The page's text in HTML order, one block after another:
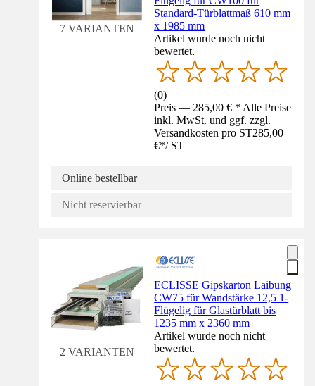
7 VARIANTEN
Standard-Türblattmaß 610 mm
x 1985 mm
Artikel wurde noch nicht
bewertet.
(0)
Preis — 285,00 € * Alle Preise
inkl. MwSt. und ggf. zzgl.
Versandkosten pro ST285,00
€*/ ST
Online bestellbar
Nicht reservierbar
2 VARIANTEN
ECLISSE Gipskarton Laibung
CW75 für Wandstärke 12,5 1-
Flügelig für Glastürblatt bis
1235 mm x 2360 mm
Artikel wurde noch nicht
bewertet.